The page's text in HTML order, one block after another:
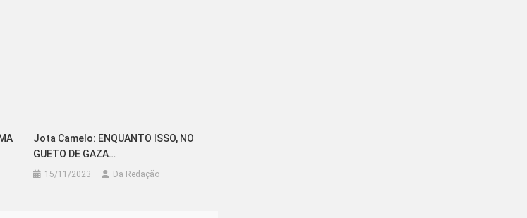
Jota Camelo: ENQUANTO ISSO, NO
GUETO DE GAZA…
15/11/2023 Da Redação